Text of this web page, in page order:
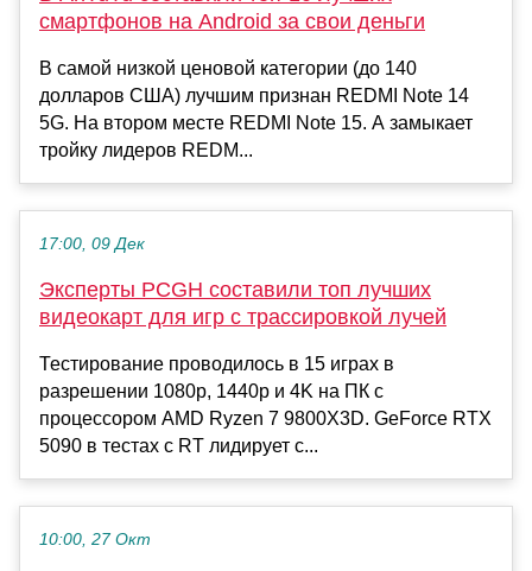
смартфонов на Android за свои деньги
В самой низкой ценовой категории (до 140
долларов США) лучшим признан REDMI Note 14
5G. На втором месте REDMI Note 15. А замыкает
тройку лидеров REDM...
17:00, 09 Дек
Эксперты PCGH составили топ лучших
видеокарт для игр с трассировкой лучей
Тестирование проводилось в 15 играх в
разрешении 1080p, 1440p и 4K на ПК с
процессором AMD Ryzen 7 9800X3D. GeForce RTX
5090 в тестах с RT лидирует с...
10:00, 27 Окт